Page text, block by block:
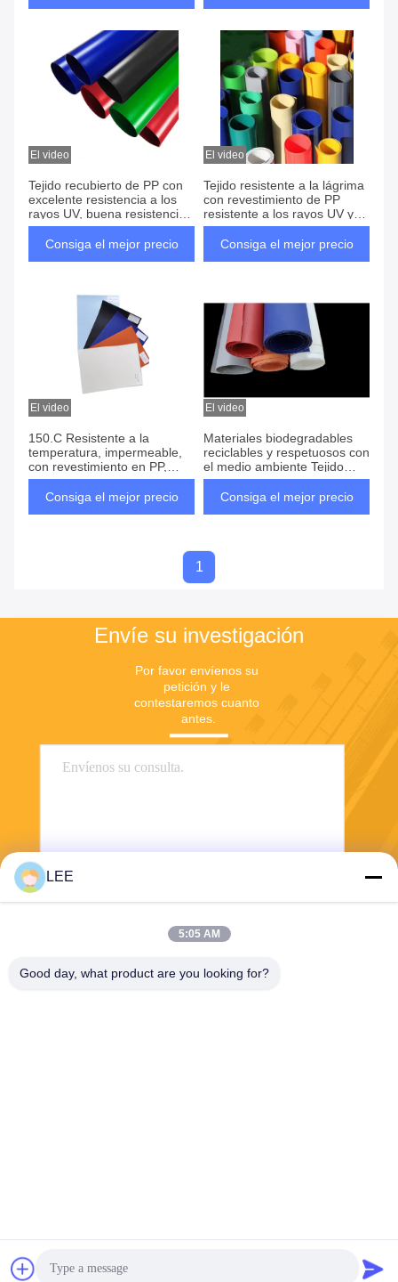
El video
Tejido recubierto de PP con
excelente resistencia a los
rayos UV, buena resistencia
a la abrasión y fuerte
resistencia al desgarro
Consiga el mejor precio
El video
Tejido resistente a la lágrima
con revestimiento de PP
resistente a los rayos UV y
químicos ligero e
impermeable
Consiga el mejor precio
El video
150.C Resistente a la
temperatura, impermeable,
con revestimiento en PP,
resistente al desgarro y
durabilidad
Consiga el mejor precio
El video
Materiales biodegradables
reciclables y respetuosos con
el medio ambiente Tejido
recubierto de PP con
excelente protección UV
Consiga el mejor precio
1
Envíe su investigación
Por favor envíenos su
petición y le
contestaremos cuanto
antes.
LEE
5:05 AM
Good day, what product are you looking for?